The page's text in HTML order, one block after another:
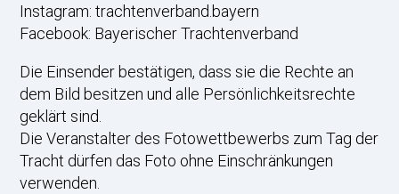
Instagram: trachtenverband.bayern
Facebook: Bayerischer Trachtenverband
Die Einsender bestätigen, dass sie die Rechte an
dem Bild besitzen und alle Persönlichkeitsrechte
geklärt sind.
Die Veranstalter des Fotowettbewerbs zum Tag der
Tracht dürfen das Foto ohne Einschränkungen
verwenden.